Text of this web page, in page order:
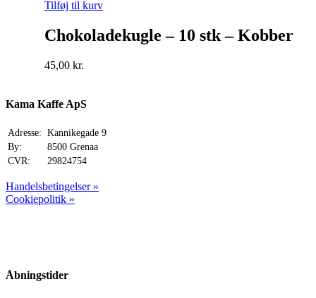
Tilføj til kurv
Chokoladekugle – 10 stk – Kobber
45,00 kr.
Kama Kaffe ApS
Adresse: Kannikegade 9
By:
8500 Grenaa
CVR:
29824754
Handelsbetingelser »
Cookiepolitik »
Åbningstider